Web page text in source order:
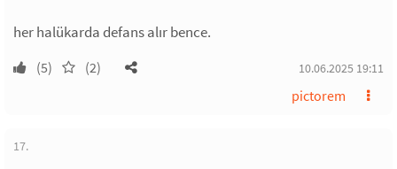
her halükarda defans alır bence.
(5) (2) 10.06.2025 19:11
pictorem
17.